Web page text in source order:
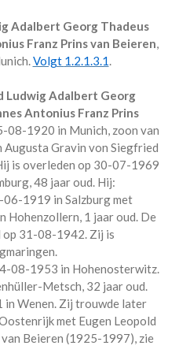
Adalbert Georg Thadeus
Franz Prins van Beieren,
.Volgt 1.2.1.3.1.
Ludwig Adalbert Georg
Antonius Franz Prins
08-1920 in Munich, zoon van
Augusta Gravin von Siegfried
is overleden op 30-07-1969
, 48 jaar oud. Hij:
06-1919 in Salzburgmet
Hohenzollern, 1 jaar oud. De
31-08-1942. Zij is
.
08-1953 in Hohenosterwitz.
Metsch, 32 jaar oud.
in Wenen. Zij trouwde later
met Eugen Leopold
Beieren (1925-1997), zie